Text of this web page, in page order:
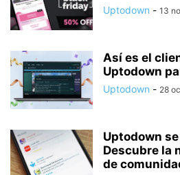
Uptodown - 13
Así es el
Uptodown
Uptodown - 28
Uptodown
Descubre la
de